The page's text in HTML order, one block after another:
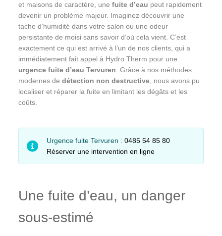
et maisons de caractère, unefuite d’eau peut rapidement
devenir un problème majeur. Imaginez découvrir une
tache d’humidité dans votre salon ou une odeur
persistante de moisi sans savoir d’où cela vient. C’est
exactement ce qui est arrivé à l’un de nos clients, qui a
immédiatement fait appel à Hydro Therm pour une
urgence fuite d’eau Tervuren . Grâce à nos méthodes
modernes dedétection non destructive , nous avons pu
localiser et réparer la fuite en limitant les dégâts et les
coûts.
Urgence fuite Tervuren :0485 54 85 80
Réserver une intervention en ligne
Une fuite d’eau, un danger
sous-estimé